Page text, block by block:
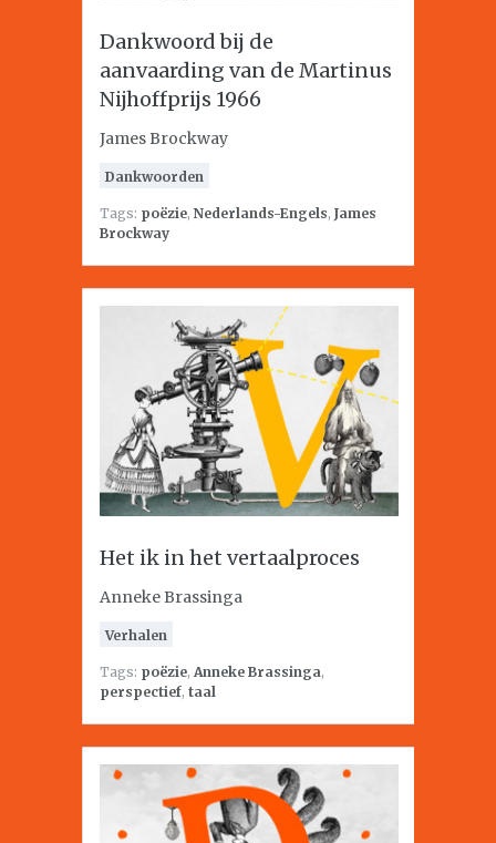
Dankwoord bij de
aanvaarding van de Martinus
Nijhoffprijs 1966
James Brockway
Dankwoorden
Tags: poëzie, Nederlands-Engels, James
Brockway
Het ik in het vertaalproces
Anneke Brassinga
Verhalen
Tags: poëzie, Anneke Brassinga,
perspectief, taal